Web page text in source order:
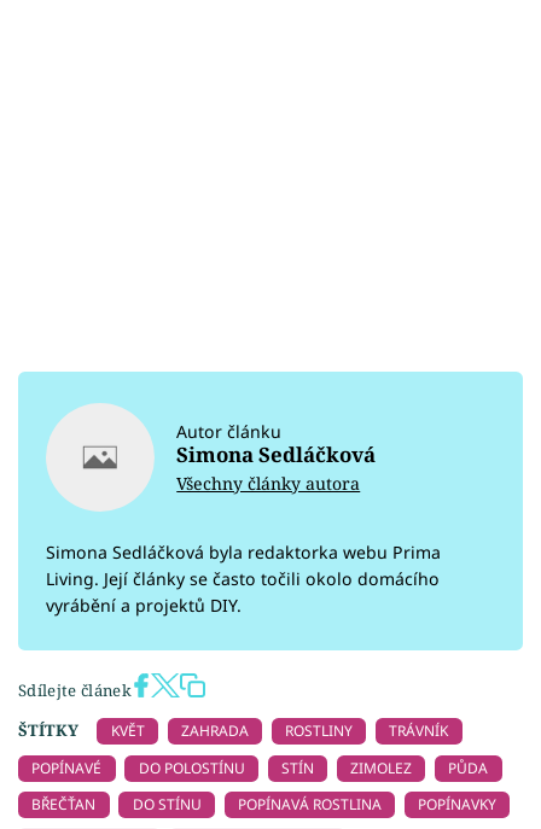
Autor článku
Simona Sedláčková
Všechny články autora
Simona Sedláčková byla redaktorka webu Prima
Living. Její články se často točili okolo domácího
vyrábění a projektů DIY.
Sdílejte článek
ŠTÍTKY
KVĚT ZAHRADA ROSTLINY
TRÁVNÍK
POPÍNAVÉ
DO POLOSTÍNU STÍN ZIMOLEZ
PŮDA
BŘEČŤAN
DO STÍNU POPÍNAVÁ ROSTLINA
POPÍNAVKY